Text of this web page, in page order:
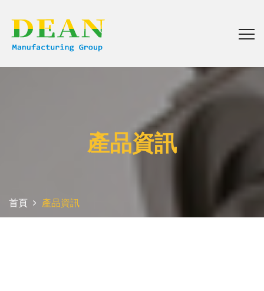
產品資訊
首頁 產品資訊